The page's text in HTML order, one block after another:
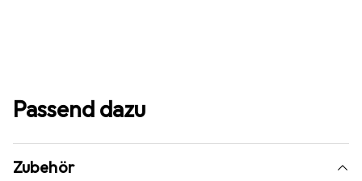
Passend dazu
Zubehör